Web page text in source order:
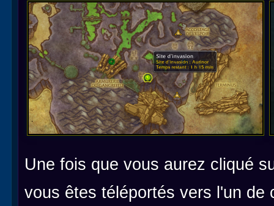
Une fois que vous aurez cliqué
vous êtes téléportés vers l'un de